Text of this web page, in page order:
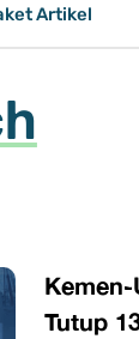
Artikel
Tutup